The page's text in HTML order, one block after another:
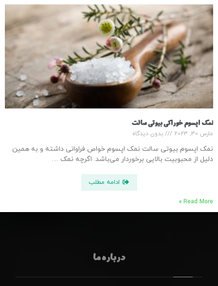
نمک اپسوم خوراکی بیوتی سالت
مارس 30, 2023 بدون دیدگاه
نمک اپسوم بیوتی سالت نمک اپسوم خواص فراوانی داشته و به همین
دلیل از محبوبیت بالایی برخوردار می‌باشد. اگرچه نمک …
ادامه مطلب
Read More »
درباره ما